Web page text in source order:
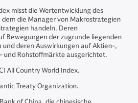
misst die Wertentwicklung des
die Manager von Makrostrategien
handeln. Deren
Bewegungen der zugrunde liegenden
und deren Auswirkungen auf Aktien-,
und Rohstoffmärkte ausgerichtet.
All Country World Index.
Treaty Organization.